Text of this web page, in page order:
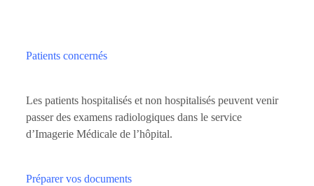
Patients concernés
Les patients hospitalisés et non hospitalisés peuvent venir
passer des examens radiologiques dans le service
d’Imagerie Médicale de l’hôpital.
Préparer vos documents